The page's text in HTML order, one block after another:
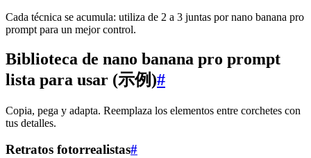
Cada técnica se acumula: utiliza de 2 a 3 juntas por nano banana pro
prompt para un mejor control.
Biblioteca de nano banana pro prompt
lista para usar (示例)#
Copia, pega y adapta. Reemplaza los elementos entre corchetes con
tus detalles.
Retratos fotorrealistas#